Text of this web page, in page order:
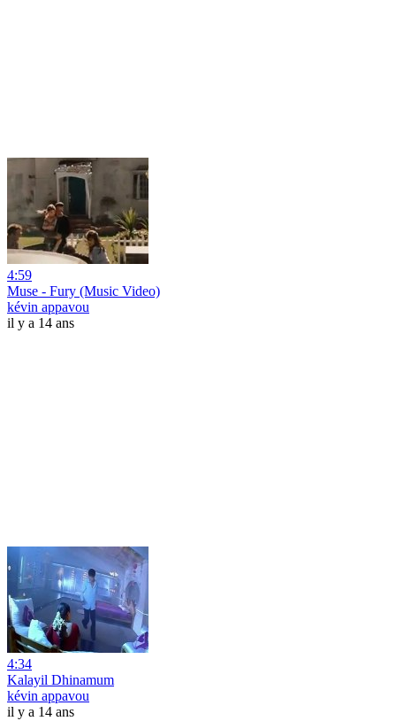
4:59
Muse - Fury (Music Video)
kévin appavou
il y a 14 ans
4:34
Kalayil Dhinamum
kévin appavou
il y a 14 ans